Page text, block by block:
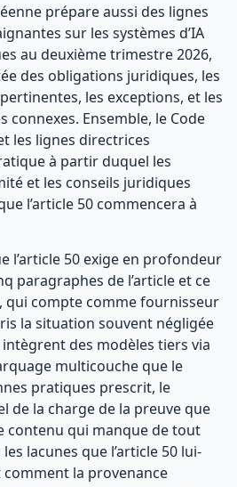
prépare aussi des lignes
sur les systèmes d’IA
au deuxième trimestre 2026,
des obligations juridiques, les
les exceptions, et les
Ensemble, le Code
les lignes directrices
à partir duquel les
et les conseils juridiques
l’article 50 commencera à
l’article 50 exige en profondeur
paragraphes de l’article et ce
qui compte comme fournisseur
la situation souvent négligée
des modèles tiers via
multicouche que le
pratiques prescrit, le
de la charge de la preuve que
contenu qui manque de tout
lacunes que l’article 50 lui-
la provenance